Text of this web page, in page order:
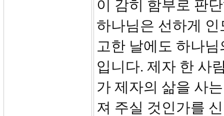
이 감히 함부로 판
하나님은 선하게
고한 날에도 하나
입니다. 제자 한 사
가 제자의 삶을 사
져 주실 것인가를